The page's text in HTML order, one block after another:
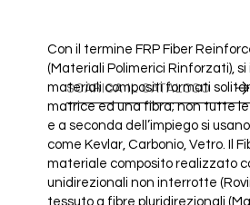
SCARICA IL CATALOGO
Con il termine FRP Fiber
(Materiali Polimerici Rinforzati),
materiali compositi formati
matrice ed una fibra; non tutte le
e a seconda dell’impiego si
come Kevlar, Carbonio, Vetro. Il
materiale composito realizzato
unidirezionali non interrotte
tessuto a fibre pluridirezionali